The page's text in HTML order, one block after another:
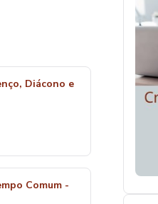
Diácono e
Comum -